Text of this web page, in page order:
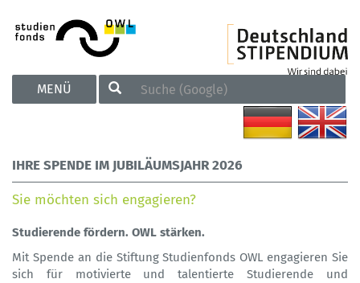
TOGGLE
NAVIGATION
MENÜ
IHRE SPENDE IM JUBILÄUMSJAHR 2026
Sie möchten sich engagieren?
Studierende fördern. OWL stärken.
Mit Spende an die Stiftung Studienfonds OWL engagieren Sie
sich für motivierte und talentierte Studierende und